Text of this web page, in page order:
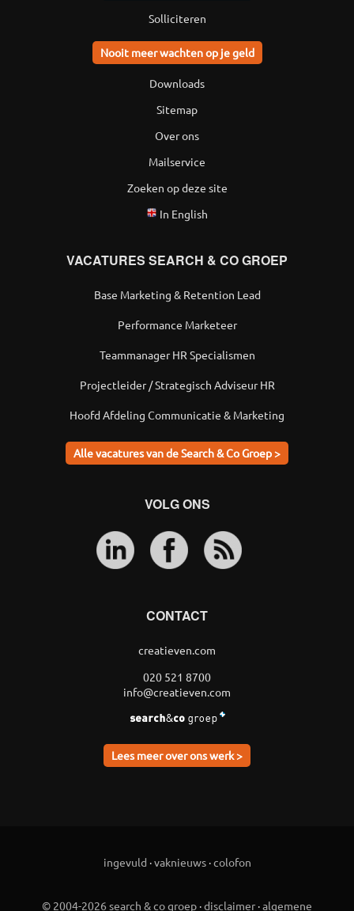
Solliciteren
Nooit meer wachten op je geld
Downloads
Sitemap
Over ons
Mailservice
Zoeken op deze site
In English
VACATURES SEARCH & CO GROEP
Base Marketing & Retention Lead
Performance Marketeer
Teammanager HR Specialismen
Projectleider / Strategisch Adviseur HR
Hoofd Afdeling Communicatie & Marketing
Alle vacatures van de Search & Co Groep >
VOLG ONS
CONTACT
creatieven.com
020 521 8700
info@creatieven.com
Lees meer over ons werk >
ingevuld ·vaknieuws·colofon
© 2004-2026 search & co groep ·disclaimer ·algemene